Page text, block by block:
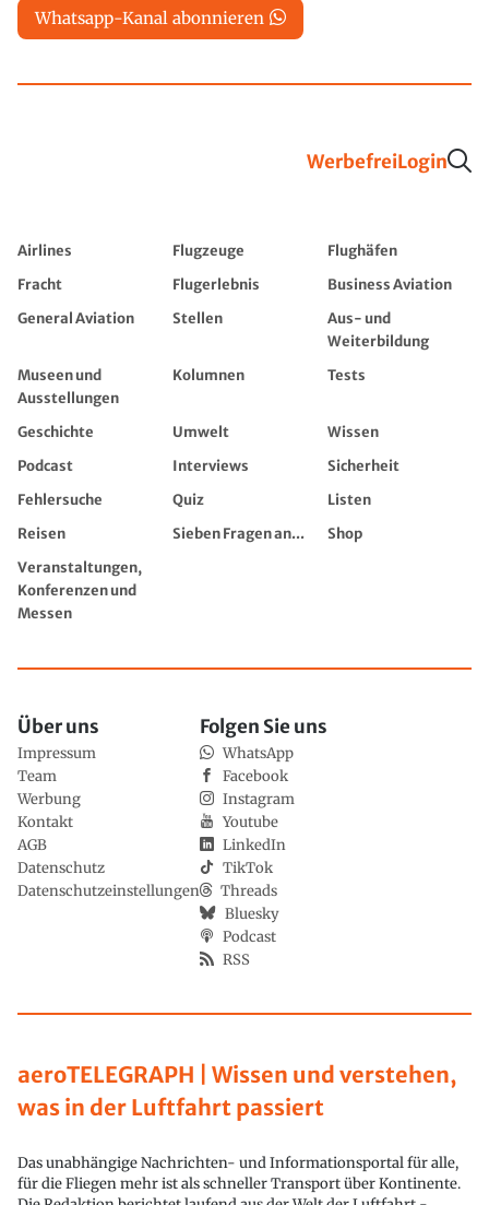
Whatsapp-Kanal abonnieren
WerbefreiLogin
Airlines Flugzeuge
Flughäfen
Fracht
Flugerlebnis
Business Aviation
General Aviation
Stellen
Aus- und
Weiterbildung
Museen und
Ausstellungen
Kolumnen Tests
Geschichte Umwelt
Wissen
Podcast
Interviews
Sicherheit
Fehlersuche
Quiz
Listen
Reisen
Sieben Fragen an...
Shop
Veranstaltungen,
Konferenzen und
Messen
aeroTELEGRAPH | Wissen und verstehen,
was in der Luftfahrt passiert
Das unabhängige Nachrichten- und Informationsportal für alle,
für die Fliegen mehr ist als schneller Transport über Kontinente.
Über uns
Impressum
Team
Werbung
Kontakt
AGB
Datenschutz
Datenschutzeinstellungen
Folgen Sie uns
WhatsApp
Facebook
Instagram
Youtube
LinkedIn
TikTok
Threads
Bluesky
Podcast
RSS